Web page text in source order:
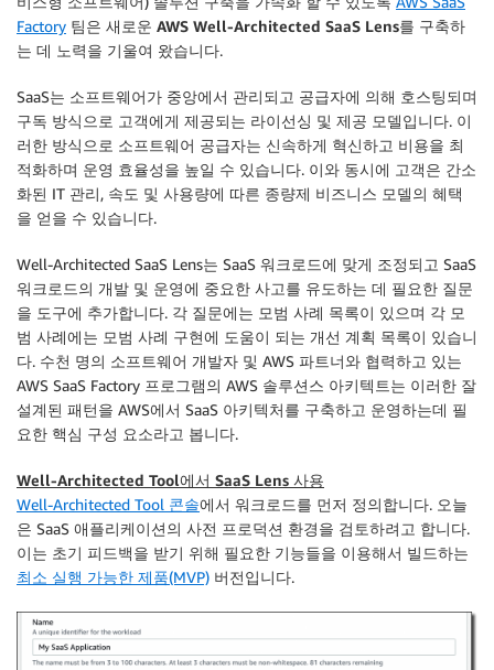
Factory 팀은 새로운 AWS Well-Architected SaaS Lens를 구축하
는 데 노력을 기울여 왔습니다.
SaaS는 소프트웨어가 중앙에서 관리되고 공급자에 의해 호스팅되며
구독 방식으로 고객에게 제공되는 라이선싱 및 제공 모델입니다. 이
러한 방식으로 소프트웨어 공급자는 신속하게 혁신하고 비용을 최
적화하며 운영 효율성을 높일 수 있습니다. 이와 동시에 고객은 간소
화된 IT 관리, 속도 및 사용량에 따른 종량제 비즈니스 모델의 혜택
을 얻을 수 있습니다.
Well-Architected SaaS Lens는 SaaS 워크로드에 맞게 조정되고 SaaS
워크로드의 개발 및 운영에 중요한 사고를 유도하는 데 필요한 질문
을 도구에 추가합니다. 각 질문에는 모범 사례 목록이 있으며 각 모
범 사례에는 모범 사례 구현에 도움이 되는 개선 계획 목록이 있습니
다. 수천 명의 소프트웨어 개발자 및 AWS 파트너와 협력하고 있는
AWS SaaS Factory 프로그램의 AWS 솔루션스 아키텍트는 이러한 잘
설계된 패턴을 AWS에서 SaaS 아키텍처를 구축하고 운영하는데 필
요한 핵심 구성 요소라고 봅니다.
Well-Architected Tool에서 SaaS Lens 사용
Well-Architected Tool 콘솔에서 워크로드를 먼저 정의합니다. 오늘
은 SaaS 애플리케이션의 사전 프로덕션 환경을 검토하려고 합니다.
이는 초기 피드백을 받기 위해 필요한 기능들을 이용해서 빌드하는
최소 실행 가능한 제품(MVP) 버전입니다.